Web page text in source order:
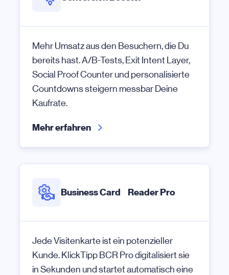
Mehr Umsatz aus den Besuchern, die Du
bereits hast. A/B-Tests, Exit Intent Layer,
Social Proof Counter und personalisierte
Countdowns steigern messbar Deine
Kaufrate.
Mehr erfahren
Business Card Reader Pro
Jede Visitenkarte ist ein potenzieller
Kunde. KlickTipp BCR Pro digitalisiert sie
in Sekunden und startet automatisch eine